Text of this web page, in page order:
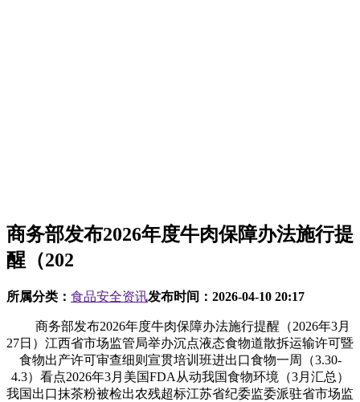
商务部发布2026年度牛肉保障办法施行提
醒（202
所属分类： 食品安全资讯发布时间： 2026-04-10 20:17
商务部发布2026年度牛肉保障办法施行提醒（2026年3月
27日）江西省市场监管局举办沉点液态食物道散拆运输许可暨
食物出产许可审查细则宣贯培训班进出口食物一周（3.30-
4.3）看点2026年3月美国FDA从动我国食物环境（3月汇总）
我国出口抹茶粉被检出农残超标江苏省纪委监委派驻省市场监